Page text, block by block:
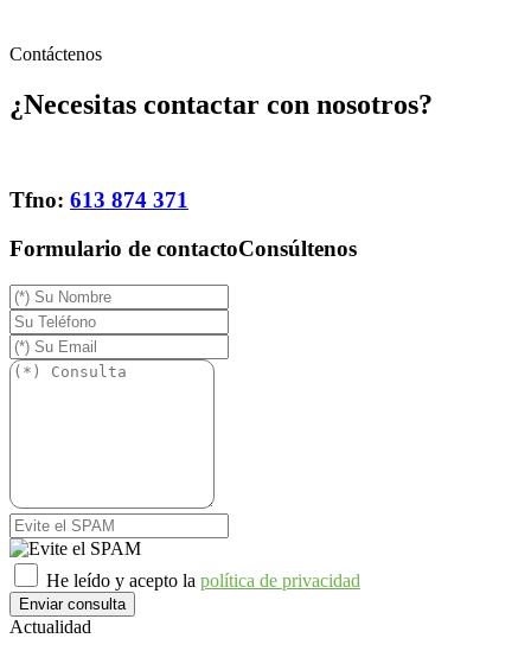
Contáctenos
¿Necesitas contactar con nosotros?
Tfno: 613 874 371
Formulario de contactoConsúltenos
He leído y acepto la política de privacidad
Enviar consulta
Actualidad